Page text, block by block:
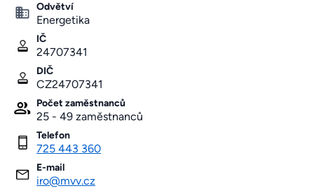
Odvětví
Energetika
IČ
24707341
DIČ
CZ24707341
Počet zaměstnanců
25 - 49 zaměstnanců
Telefon
725 443 360
E-mail
iro@mvv.cz